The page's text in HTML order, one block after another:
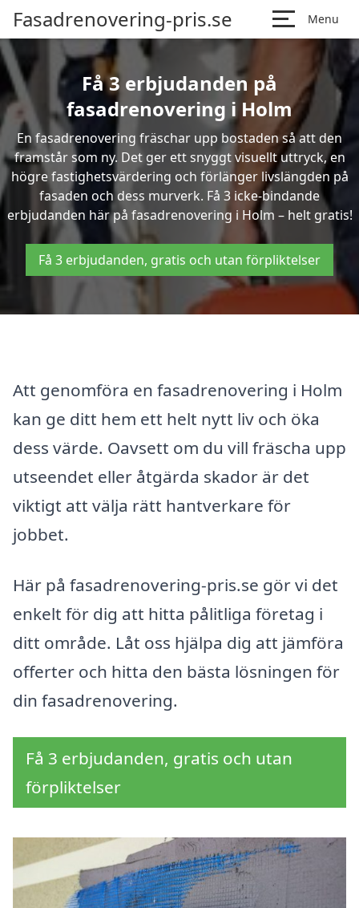
Fasadrenovering-pris.se Menu
Få 3 erbjudanden på
fasadrenovering i Holm
En fasadrenovering fräschar upp bostaden så att den
framstår som ny. Det ger ett snyggt visuellt uttryck, en
högre fastighetsvärdering och förlänger livslängden på
fasaden och dess murverk. Få 3 icke-bindande
erbjudanden här på fasadrenovering i Holm – helt gratis!
Få 3 erbjudanden, gratis och utan förpliktelser
Att genomföra en fasadrenovering i Holm
kan ge ditt hem ett helt nytt liv och öka
dess värde. Oavsett om du vill fräscha upp
utseendet eller åtgärda skador är det
viktigt att välja rätt hantverkare för
jobbet.
Här på fasadrenovering-pris.se gör vi det
enkelt för dig att hitta pålitliga företag i
ditt område. Låt oss hjälpa dig att jämföra
offerter och hitta den bästa lösningen för
din fasadrenovering.
Få 3 erbjudanden, gratis och utan
förpliktelser